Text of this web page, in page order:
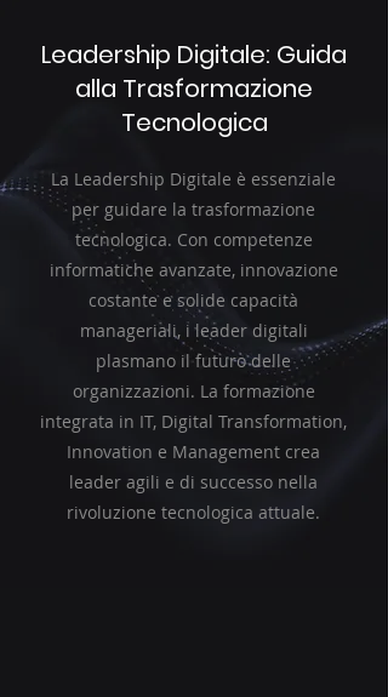
Leadership Digitale: Guida
alla Trasformazione
Tecnologica
La Leadership Digitale è essenziale
per guidare la trasformazione
tecnologica. Con competenze
informatiche avanzate, innovazione
costante e solide capacità
manageriali, i leader digitali
plasmano il futuro delle
organizzazioni. La formazione
integrata in IT, Digital Transformation,
Innovation e Management crea
leader agili e di successo nella
rivoluzione tecnologica attuale.